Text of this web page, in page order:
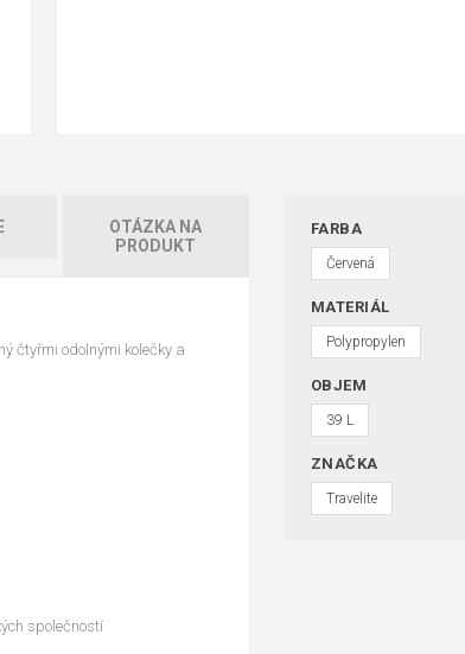
OTÁZKA NA
PRODUKT
čtyřmi odolnými kolečky a
společností
FARBA
Červená
MATERIÁL
Polypropylen
OBJEM
39 L
ZNAČKA
Travelite